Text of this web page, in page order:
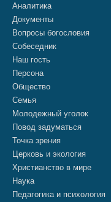
Аналитика
Документы
Вопросы богословия
Собеседник
Наш гость
Персона
Общество
Семья
Молодежный уголок
Повод задуматься
Точка зрения
Церковь и экология
Христианство в мире
Наука
Педагогика и психология